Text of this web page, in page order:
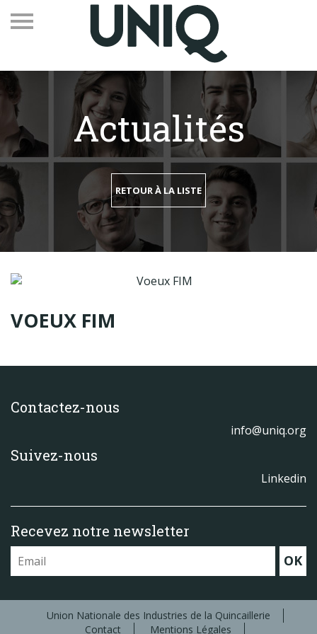
Recevez notre newsletter
Vos contacts
Espace adhérents
Linkedin
EN
Produits
Publications
Actualités
RETOUR À LA LISTE
VOEUX FIM
Contactez-nous
info@uniq.org
Suivez-nous
Linkedin
Recevez notre newsletter
OK
Union Nationale des Industries de la Quincaillerie
Contact
Mentions Légales